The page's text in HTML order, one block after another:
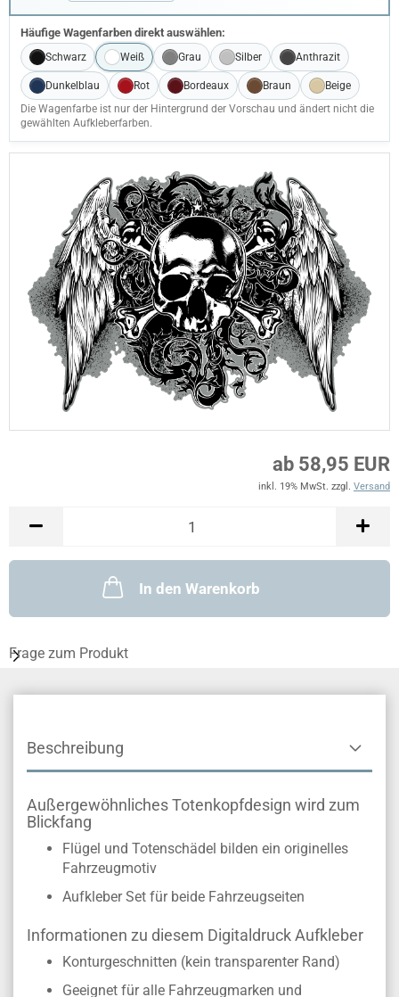
Häufige Wagenfarben direkt auswählen:
Schwarz Weiß Grau Silber Anthrazit
Dunkelblau Rot Bordeaux Braun
Beige
Die Wagenfarbe ist nur der Hintergrund der Vorschau und ändert nicht die
gewählten Aufkleberfarben.
ab 58,95 EUR
inkl. 19% MwSt. zzgl. Versand
In den Warenkorb
Frage zum Produkt
Beschreibung
Außergewöhnliches Totenkopfdesign wird zum
Blickfang
Flügel und Totenschädel bilden ein originelles
Fahrzeugmotiv
Aufkleber Set für beide Fahrzeugseiten
Informationen zu diesem Digitaldruck Aufkleber
Konturgeschnitten (kein transparenter Rand)
Geeignet für alle Fahrzeugmarken und